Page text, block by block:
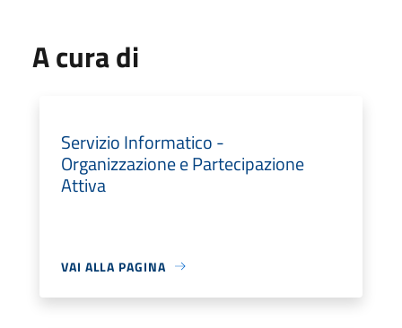
A cura di
Servizio Informatico -
Organizzazione e Partecipazione
Attiva
VAI ALLA PAGINA